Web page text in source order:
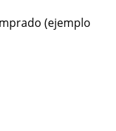
(ejemplo